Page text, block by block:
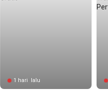
1 hari lalu